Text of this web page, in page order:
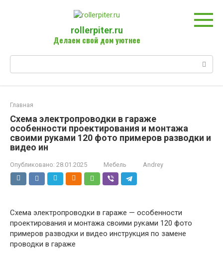
rollerpiter.ru
Делаем свой дом уютнее
Главная
Схема электропроводки в гараже
особенности проектирования и монтажа
своими руками 120 фото примеров разводки и
видео ин
Опубликовано: 28.01.2025 Мебель Andrey
Схема электропроводки в гараже — особенности
проектирования и монтажа своими руками 120 фото
примеров разводки и видео инструкция по замене
проводки в гараже